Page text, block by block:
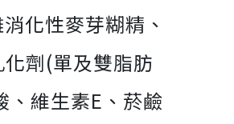
化性麥芽糊精、
劑(單及雙脂肪
維生素E、菸鹼